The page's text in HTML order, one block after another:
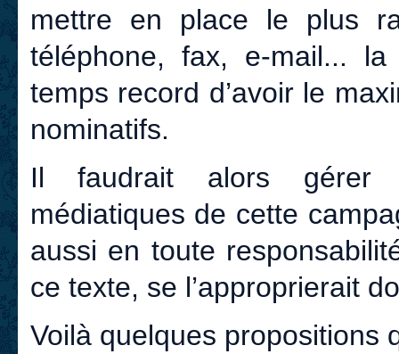
mettre en place le plus
téléphone, fax, e-mail...
temps record d’avoir le
nominatifs.
Il faudrait alors gérer
médiatiques de cette
aussi en toute
ce texte, se l’approprierait
Voilà quelques propositions